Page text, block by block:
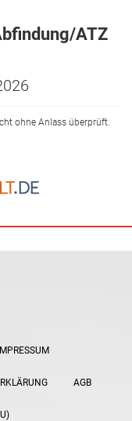
ATZ
ohne Anlass überprüft.
IMPRESSUM
AGB